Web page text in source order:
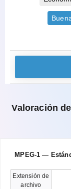
Valoración
MPEG-1 —
Extensión de
archivo